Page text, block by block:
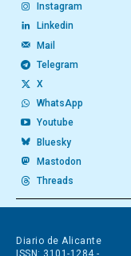
Instagram
Linkedin
Mail
Telegram
X
WhatsApp
Youtube
Bluesky
Mastodon
Threads
Diario de Alicante